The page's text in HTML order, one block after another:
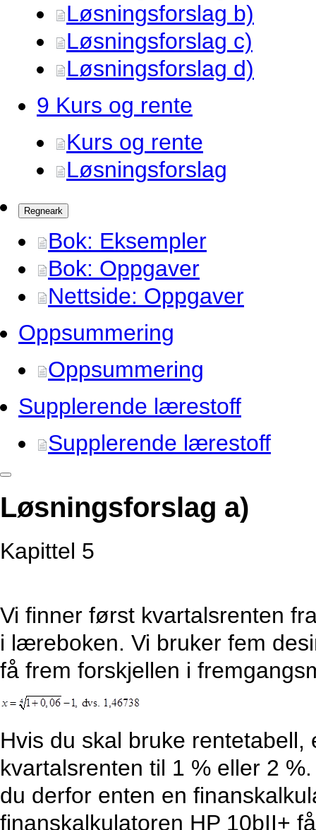
Løsningsforslag b)
Løsningsforslag c)
Løsningsforslag d)
9 Kurs og rente
Kurs og rente
Løsningsforslag
Regneark
Bok: Eksempler
Bok: Oppgaver
Nettside: Oppgaver
Oppsummering
Oppsummering
Supplerende lærestoff
Supplerende lærestoff
Løsningsforslag a)
Kapittel 5
Vi finner først kvartalsrenten
i læreboken. Vi bruker fem
få frem forskjellen i
Hvis du skal bruke
kvartalsrenten til 1 % eller 2
du derfor enten en
finanskalkulatoren HP 10bII+